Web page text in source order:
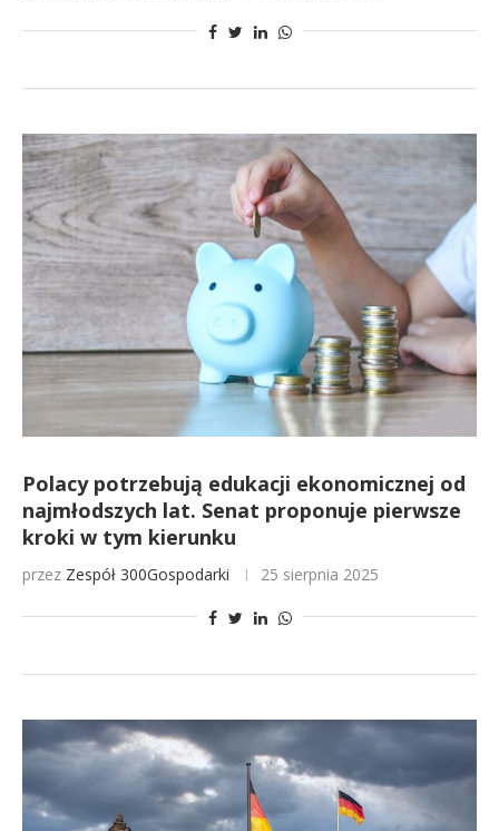
Polacy potrzebują edukacji ekonomicznej od
najmłodszych lat. Senat proponuje pierwsze
kroki w tym kierunku
przez Zespół 300Gospodarki 25 sierpnia 2025